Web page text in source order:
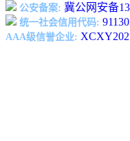
公安备案: 冀公网安备
统一社会信用代码:
AAA级信誉企业: